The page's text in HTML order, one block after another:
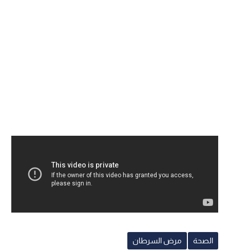
الصحة مرض السرطان